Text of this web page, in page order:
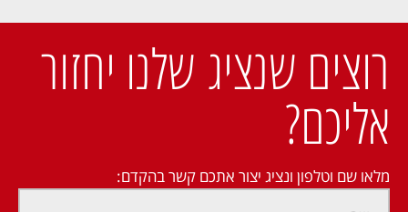
רוצים שנציג שלנו יחזור
אליכם?
מלאו שם וטלפון ונציג יצור אתכם קשר בהקדם: